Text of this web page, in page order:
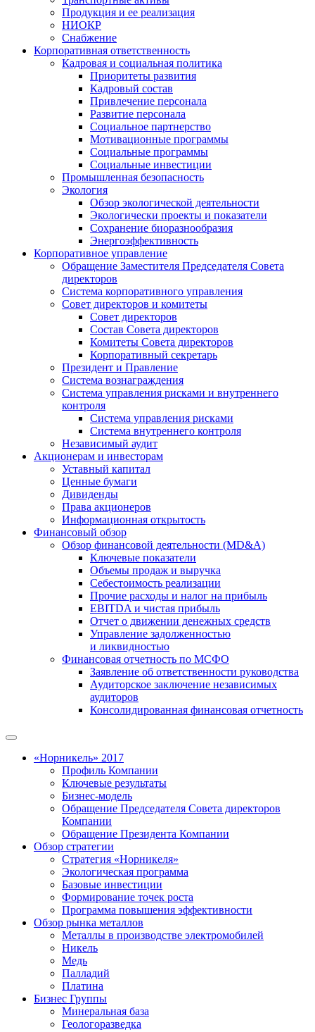
Продукция и ее реализация
НИОКР
Снабжение
Корпоративная ответственность
Кадровая и социальная политика
Приоритеты развития
Кадровый состав
Привлечение персонала
Развитие персонала
Социальное партнерство
Мотивационные программы
Социальные программы
Социальные инвестиции
Промышленная безопасность
Экология
Обзор экологической деятельности
Экологически проекты и показатели
Сохранение биоразнообразия
Энергоэффективность
Корпоративное управление
Обращение Заместителя Председателя Совета
директоров
Система корпоративного управления
Совет директоров и комитеты
Совет директоров
Состав Совета директоров
Комитеты Совета директоров
Корпоративный секретарь
Президент и Правление
Система вознаграждения
Система управления рисками и внутреннего
контроля
Система управления рисками
Система внутреннего контроля
Независимый аудит
Акционерам и инвесторам
Уставный капитал
Ценные бумаги
Дивиденды
Права акционеров
Информационная открытость
Финансовый обзор
Обзор финансовой деятельности (MD&A)
Ключевые показатели
Объемы продаж и выручка
Себестоимость реализации
Прочие расходы и налог на прибыль
EBITDA и чистая прибыль
Отчет о движении денежных средств
Управление задолженностью
и ликвидностью
Финансовая отчетность по МСФО
Заявление об ответственности руководства
Аудиторское заключение независимых
аудиторов
Консолидированная финансовая отчетность
«Норникель» 2017
Профиль Компании
Ключевые результаты
Бизнес-модель
Обращение Председателя Совета директоров
Компании
Обращение Президента Компании
Обзор стратегии
Стратегия «Норникеля»
Экологическая программа
Базовые инвестиции
Формирование точек роста
Программа повышения эффективности
Обзор рынка металлов
Металлы в производстве электромобилей
Никель
Медь
Палладий
Платина
Бизнес Группы
Минеральная база
Геологоразведка